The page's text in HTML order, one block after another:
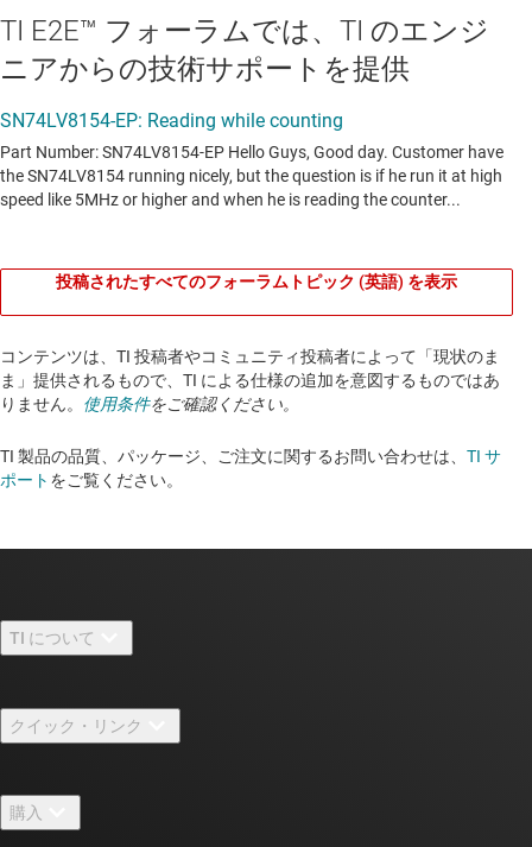
TI E2E™ フォーラムでは、TI のエンジ
ニアからの技術サポートを提供
投稿されたすべてのフォーラムトピック (英語) を表示
コンテンツは、TI 投稿者やコミュニティ投稿者によって「現状のま
ま」提供されるもので、TI による仕様の追加を意図するものではあ
りません。 使用条件をご確認ください。
TI 製品の品質、パッケージ、ご注文に関するお問い合わせは、 TI サ
ポート をご覧ください。​​​​​​​​​​​​​​
TI について
採用情報
ニュース
クイック・リンク
TI E2E™ 設計サポート・フォーラム
購入